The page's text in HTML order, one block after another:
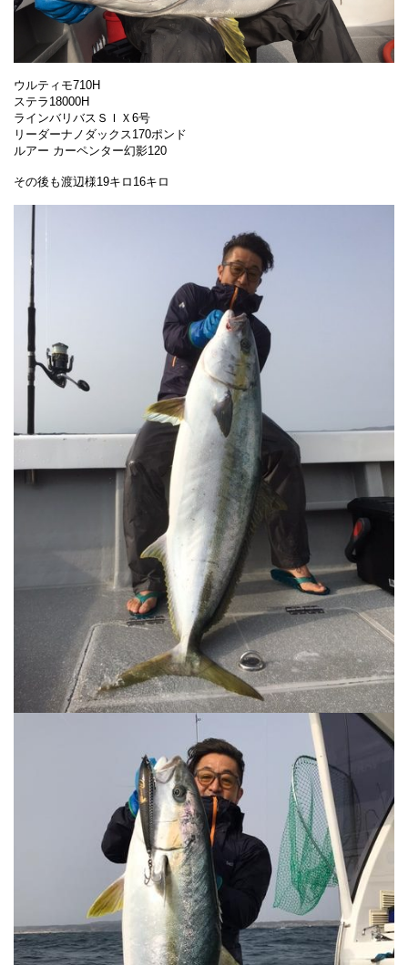
ウルティモ710H
ステラ18000H
ラインバリバスＳＩＸ6号
リーダーナノダックス170ポンド
ルアー カーペンター幻影120
その後も渡辺様19キロ16キロ